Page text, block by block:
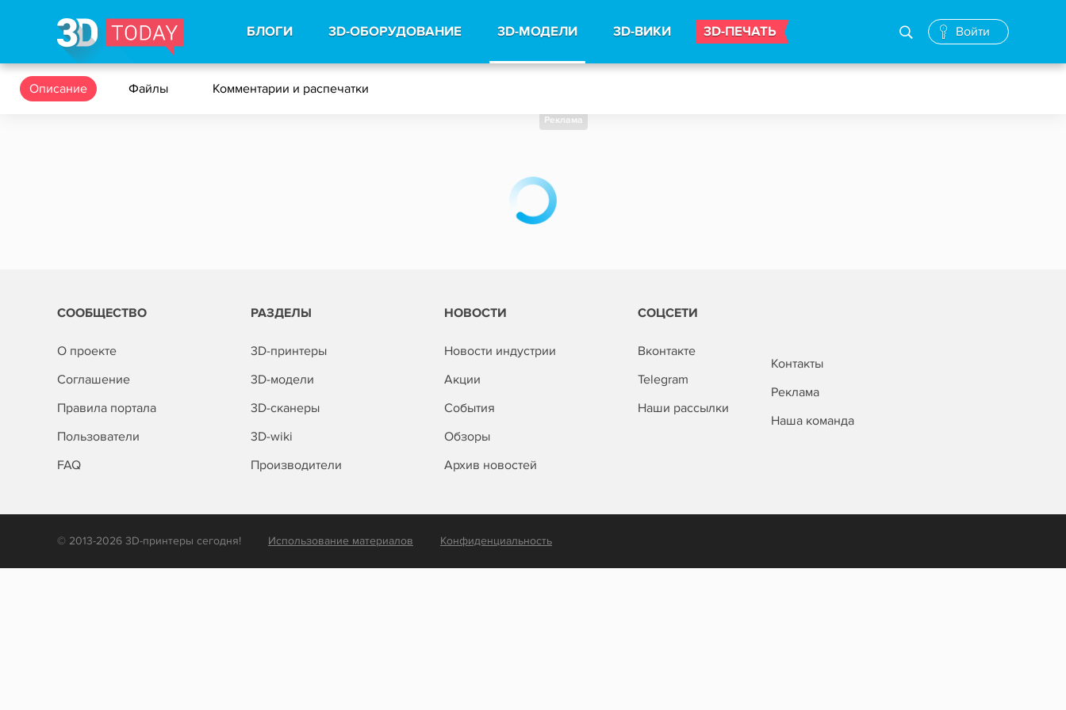
БЛОГИ 3D-ОБОРУДОВАНИЕ 3D-МОДЕЛИ 3D-ВИКИ 3D-ПЕЧАТЬ Войти
Описание Файлы Комментарии и распечатки
Реклама
СООБЩЕСТВО
О проекте
Соглашение
Правила портала
Пользователи
FAQ
РАЗДЕЛЫ
3D-принтеры
3D-модели
3D-сканеры
3D-wiki
Производители
НОВОСТИ
Новости индустрии
Акции
События
Обзоры
Архив новостей
СОЦСЕТИ
Вконтакте
Telegram
Наши рассылки
Контакты
Реклама
Наша команда
© 2013-2026 3D-принтеры сегодня! Использование материалов Конфиденциальность